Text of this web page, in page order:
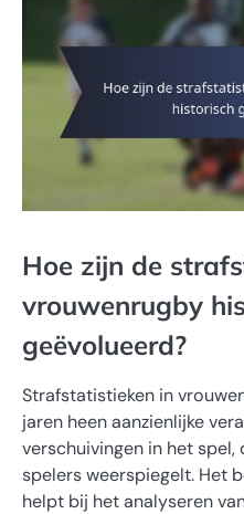
Hoe zijn de
vrouwenrugby
geëvolueerd?
Strafstatistieken in
jaren heen aanzienlijke
verschuivingen in het spel,
spelers weerspiegelt. Het
helpt bij het analyseren